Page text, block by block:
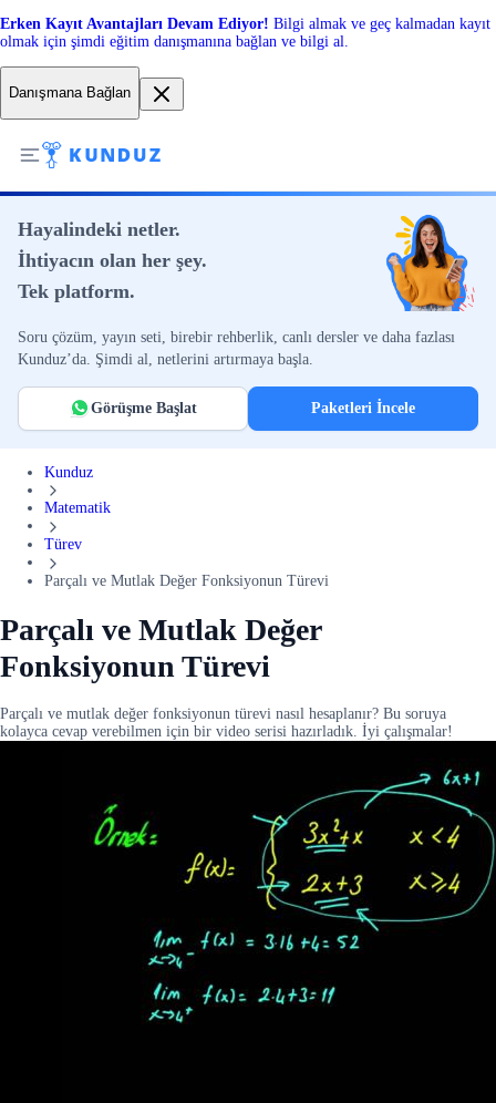
Erken Kayıt Avantajları Devam Ediyor! Bilgi almak ve geç kalmadan kayıt
olmak için şimdi eğitim danışmanına bağlan ve bilgi al.
Danışmana Bağlan
Hayalindeki netler.
İhtiyacın olan her şey.
Tek platform.
Soru çözüm, yayın seti, birebir rehberlik, canlı dersler ve daha fazlası
Kunduz’da. Şimdi al, netlerini artırmaya başla.
Görüşme Başlat Paketleri İncele
Kunduz
Matematik
Türev
Parçalı ve Mutlak Değer Fonksiyonun Türevi
Parçalı ve Mutlak Değer
Fonksiyonun Türevi
Parçalı ve mutlak değer fonksiyonun türevi nasıl hesaplanır? Bu soruya
kolayca cevap verebilmen için bir video serisi hazırladık. İyi çalışmalar!